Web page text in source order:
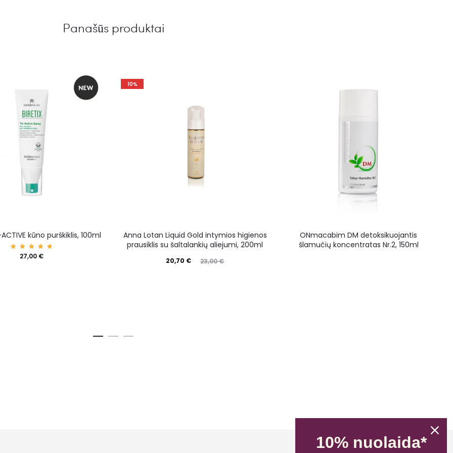
Panašūs produktai
ACTIVE kūno purškiklis, 100ml
Įvertin
imas:
27,00 €
10%
Anna Lotan Liquid Gold intymios higienos
prausiklis su šaltalankių aliejumi, 200ml
23,00€
20,70 €
ONmacabim DM detoksikuojantis
šlamučių koncentratas Nr.2, 150ml
10% nuolaida*